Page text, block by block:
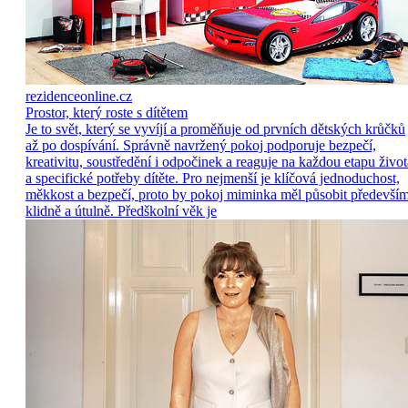
rezidenceonline.cz
Prostor, který roste s dítětem
Je to svět, který se vyvíjí a proměňuje od prvních dětských krůčků
až po dospívání. Správně navržený pokoj podporuje bezpečí,
kreativitu, soustředění i odpočinek a reaguje na každou etapu
a specifické potřeby dítěte. Pro nejmenší je klíčová jednoduchost,
měkkost a bezpečí, proto by pokoj miminka měl působit
klidně a útulně. Předškolní věk je